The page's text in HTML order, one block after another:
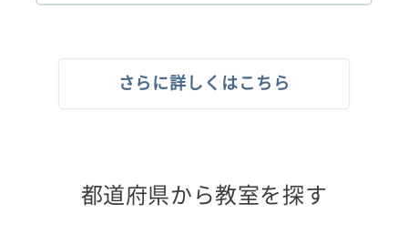
さらに詳しくはこちら
都道府県から教室を探す